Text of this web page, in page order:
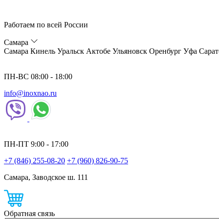
Работаем по всей России
Самара
Самара Кинель Уральск Актобе Ульяновск Оренбург Уфа
ПН-ВС 08:00 - 18:00
info@inoxnao.ru
ПН-ПТ 9:00 - 17:00
+7 (846) 255-08-20 +7 (960) 826-90-75
Самара, Заводское ш. 111
Обратная связь